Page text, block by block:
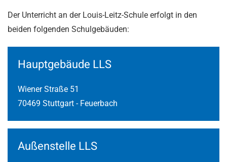
Der Unterricht an der Louis-Leitz-Schule erfolgt in den
beiden folgenden Schulgebäuden:
Hauptgebäude LLS
Wiener Straße 51
70469 Stuttgart - Feuerbach
Außenstelle LLS